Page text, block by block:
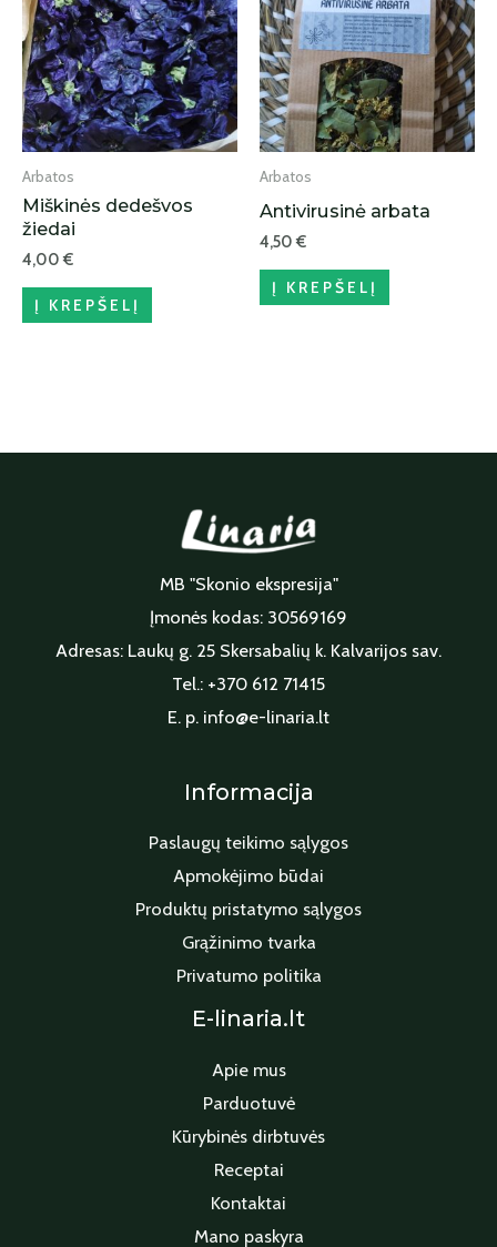
Arbatos
Miškinės dedešvos
žiedai
4,00€
Į KREPŠELĮ
Arbatos
Antivirusinė arbata
4,50€
Į KREPŠELĮ
MB "Skonio ekspresija"
Įmonės kodas: 30569169
Adresas: Laukų g. 25 Skersabalių k. Kalvarijos sav.
Tel.: +370 612 71415
E. p. info@e-linaria.lt
Informacija
Paslaugų teikimo sąlygos
Apmokėjimo būdai
Produktų pristatymo sąlygos
Grąžinimo tvarka
Privatumo politika
E-linaria.lt
Apie mus
Parduotuvė
Kūrybinės dirbtuvės
Receptai
Kontaktai
Mano paskyra